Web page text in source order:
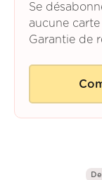
Se
aucune
Garantie de